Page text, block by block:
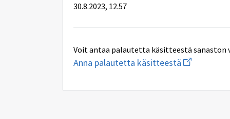
30.8.2023, 12.57
Voit antaa palautetta käsitteestä sanaston
Anna palautetta käsitteestä Aloita
uuden
kirjoitus